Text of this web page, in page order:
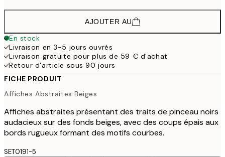
AJOUTER AU
En stock
Livraison en 3-5 jours ouvrés
Livraison gratuite pour plus de 59 € d'achat
Retour d'article sous 90 jours
FICHE PRODUIT
Affiches Abstraites Beiges
Affiches abstraites présentant des traits de pinceau noirs
audacieux sur des fonds beiges, avec des coups épais aux
bords rugueux formant des motifs courbes.
SET0191-5